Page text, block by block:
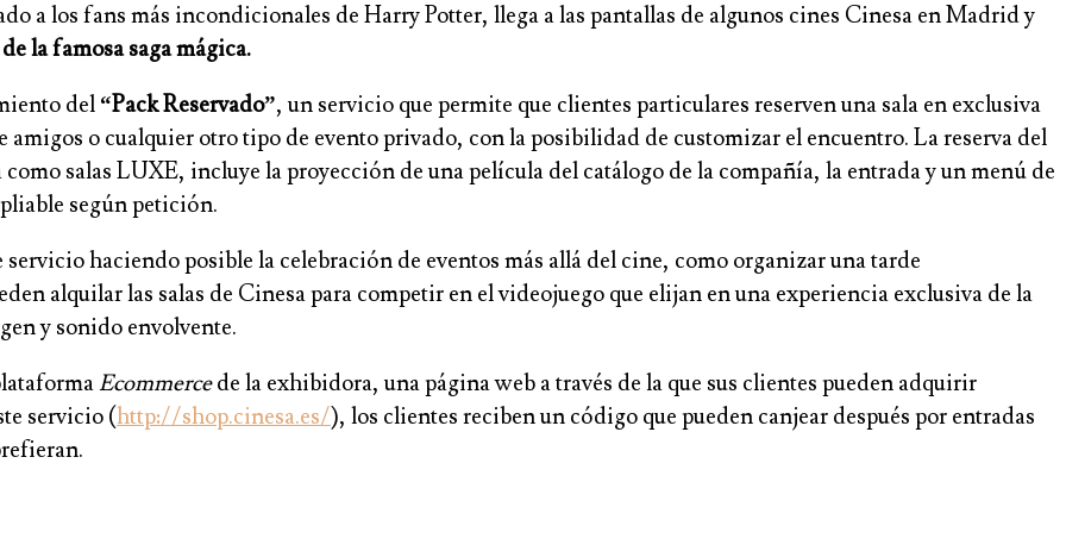
a los fans más incondicionales de Harry Potter, llega a las pantallas de algunos cines Cinesa en Madrid y
la famosa saga mágica.
del “Pack Reservado”, un servicio que permite que clientes particulares reserven una sala en exclusiva
o cualquier otro tipo de evento privado, con la posibilidad de customizar el encuentro. La reserva del
salas LUXE, incluye la proyección de una película del catálogo de la compañía, la entrada y un menú de
según petición.
haciendo posible la celebración de eventos más allá del cine, como organizar una tarde
alquilar las salas de Cinesa para competir en el videojuego que elijan en una experiencia exclusiva de la
y sonido envolvente.
Ecommercede la exhibidora, una página web a través de la que sus clientes pueden adquirir
servicio (http://shop.cinesa.es/), los clientes reciben un código que pueden canjear después por entradas